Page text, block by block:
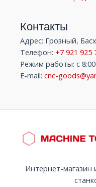
Контакты
Адрес: Грозный,
Телефон: +7 921 925
Режим работы: с
E-mail: cnc-
Интернет-магазин